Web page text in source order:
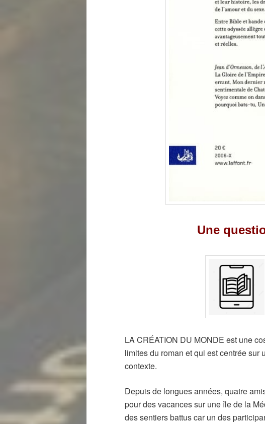
Une
LA CRÉATION DU MONDE est une
limites du roman et qui est centrée
contexte.
Depuis de longues années, quatre
pour des vacances sur une île de la
des sentiers battus car un des